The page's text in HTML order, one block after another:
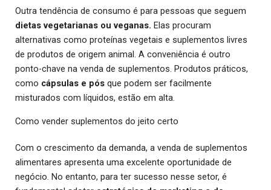
Outra tendência de consumo é para pessoas que seguem
dietas vegetarianas ou veganas. Elas procuram
alternativas como proteínas vegetais e suplementos livres
de produtos de origem animal. A conveniência é outro
ponto-chave na venda de suplementos. Produtos práticos,
como cápsulas e pós que podem ser facilmente
misturados com líquidos, estão em alta.
Como vender suplementos do jeito certo
Com o crescimento da demanda, a venda de suplementos
alimentares apresenta uma excelente oportunidade de
negócio. No entanto, para ter sucesso nesse setor, é